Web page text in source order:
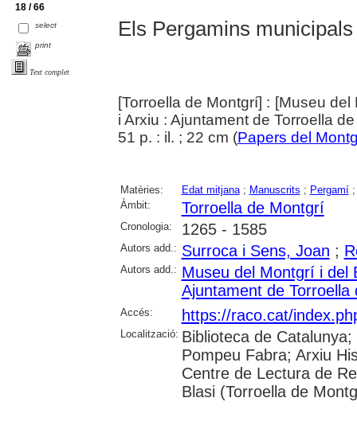
18 / 66
select
print
Text complet
Els Pergamins municipals
[Torroella de Montgrí] : [Museu
i Arxiu : Ajuntament de Torroella
51 p. : il. ; 22 cm (Papers del
Matèries: Edat mitjana; Manuscrits ; Pergamí
Àmbit:
Torroella de Montgrí
Cronologia: 1265 - 1585
Autors add.: Surroca i Sens, Joan ;
Autors add.: Museu del Montgrí i del
Ajuntament de Torroella
Accés: https://raco.cat/
Localització: Biblioteca de
Pompeu Fabra; Arxiu
Centre de Lectura de
Blasi (Torroella de